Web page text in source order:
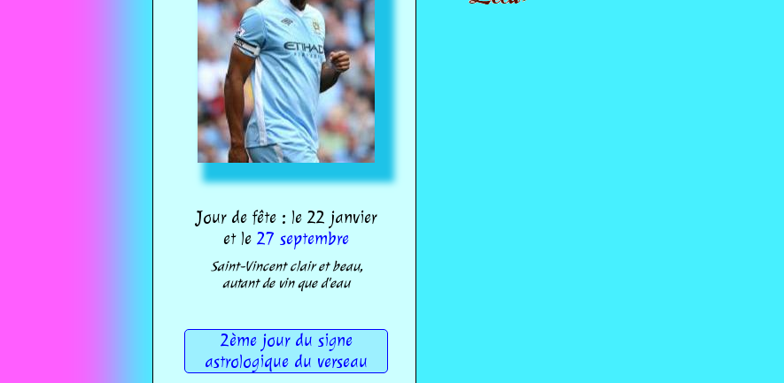
Jour de fête : le 22 janvier
et le 27 septembre
Saint-Vincent clair et beau,
autant de vin que d'eau
2ème jour du signe
astrologique du verseau